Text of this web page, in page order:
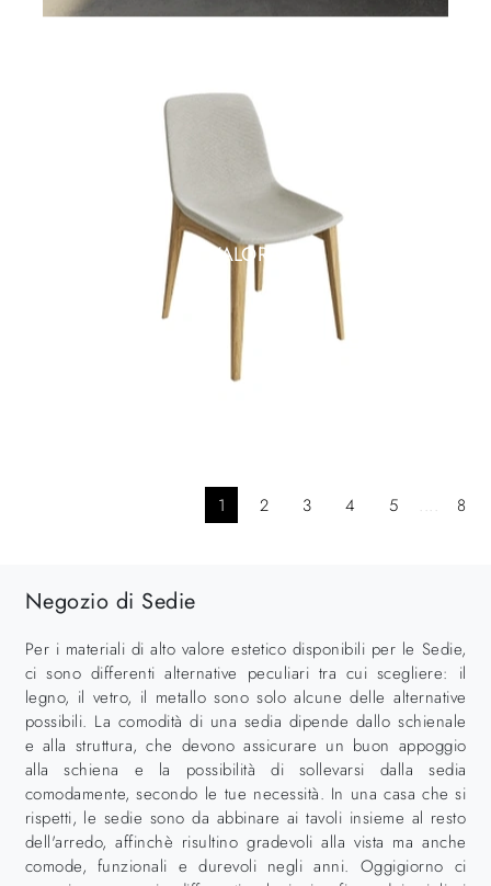
VALORA
1 2 3 4 5 .... 8
Negozio di Sedie
Per i materiali di alto valore estetico disponibili per le Sedie,
ci sono differenti alternative peculiari tra cui scegliere: il
legno, il vetro, il metallo sono solo alcune delle alternative
possibili. La comodità di una sedia dipende dallo schienale
e alla struttura, che devono assicurare un buon appoggio
alla schiena e la possibilità di sollevarsi dalla sedia
comodamente, secondo le tue necessità. In una casa che si
rispetti, le sedie sono da abbinare ai tavoli insieme al resto
dell'arredo, affinchè risultino gradevoli alla vista ma anche
comode, funzionali e durevoli negli anni. Oggigiorno ci